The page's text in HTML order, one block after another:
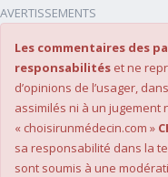
AVERTISSEMENTS
Les commentaires des
responsabilités et ne
d’opinions de l’usager,
assimilés ni à un jugement
« choisirunmédecin.com »
sa responsabilité dans la
sont soumis à une